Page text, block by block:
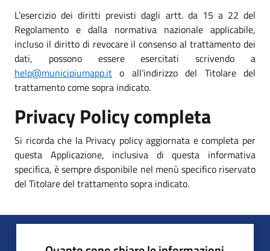
L’esercizio dei diritti previsti dagli artt. da 15 a 22 del
Regolamento e dalla normativa nazionale applicabile,
incluso il diritto di revocare il consenso al trattamento dei
dati, possono essere esercitati scrivendo a
help@municipiumapp.it o all’indirizzo del Titolare del
trattamento come sopra indicato.
Privacy Policy completa
Si ricorda che la Privacy policy aggiornata e completa per
questa Applicazione, inclusiva di questa informativa
specifica, è sempre disponibile nel menù specifico riservato
del Titolare del trattamento sopra indicato.